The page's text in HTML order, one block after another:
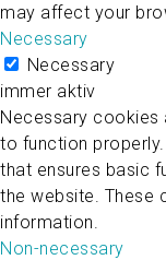
may affect your
Necessary
Necessary
immer aktiv
Necessary cookies
to function
that ensures basic
the website. These
information.
Non-necessary